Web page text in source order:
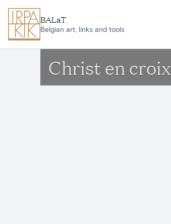
BALaT
Belgian art, links and tools
Christ en croix